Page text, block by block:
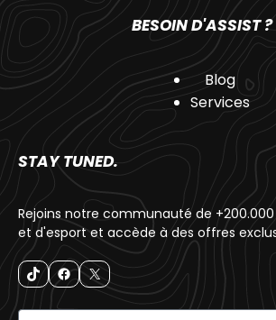
BESOIN D'ASSIST ?
Blog
Services
STAY TUNED.
Rejoins notre communauté de
et d'esport et accède à des offres